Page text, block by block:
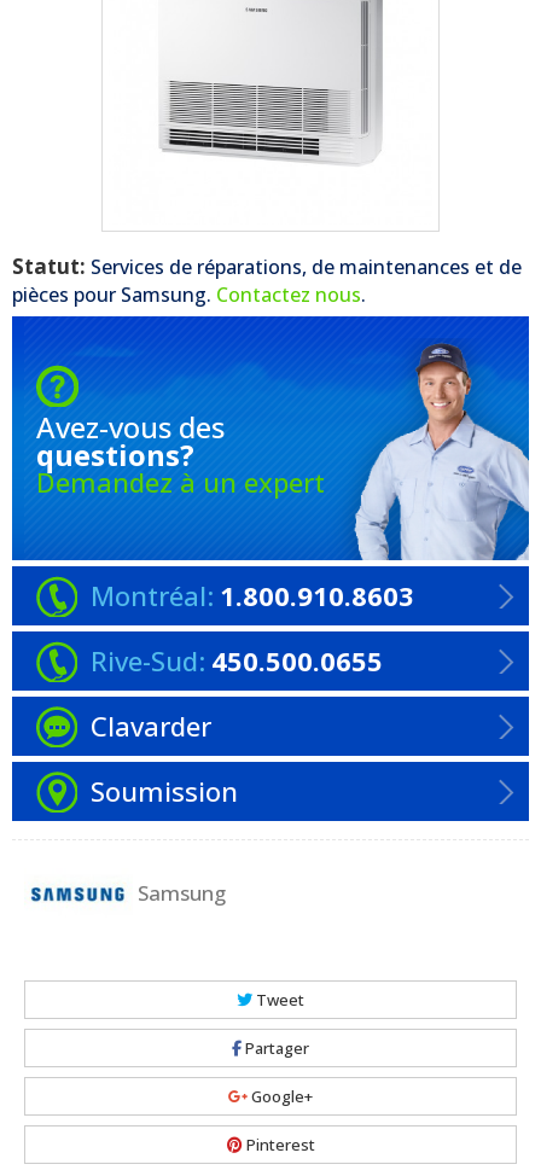
Statut: Services de réparations, de maintenances et de
pièces pour Samsung. Contactez nous.
Avez-vous des
questions?
Demandez à un expert
Montréal: 1.800.910.8603
Rive-Sud: 450.500.0655
Clavarder
Soumission
Samsung
Tweet
Partager
Google+
Pinterest